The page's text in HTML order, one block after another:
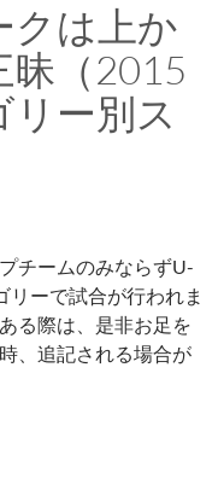
クは上か
昧（2015
ー別ス
チームのみならずU-
ーで試合が行われま
る際は、是非お足を
、追記される場合が